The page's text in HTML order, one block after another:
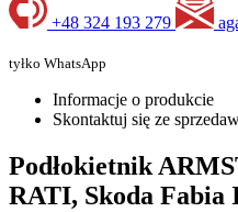
+48 324 193 279
tyłko WhatsApp
Informacje o produkcie
Skontaktuj się ze
Podłokietnik
RATI, Skoda Fabia